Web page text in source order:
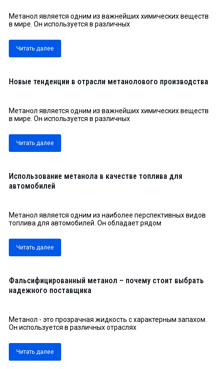
Метанол является одним из важнейших химических веществ
в мире. Он используется в различных
Читать далее
Новые тенденции в отрасли метанолового производства
Метанол является одним из важнейших химических веществ
в мире. Он используется в различных
Читать далее
Использование метанола в качестве топлива для
автомобилей
Метанол является одним из наиболее перспективных видов
топлива для автомобилей. Он обладает рядом
Читать далее
Фальсифицированный метанол – почему стоит выбрать
надежного поставщика
Метанол - это прозрачная жидкость с характерным запахом.
Он используется в различных отраслях
Читать далее